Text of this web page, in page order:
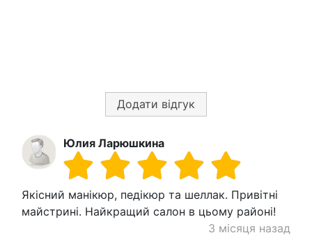
Додати відгук
Юлия Ларюшкина
Якісний манікюр, педікюр та шеллак. Привітні
майстрині. Найкращий салон в цьому районі!
3 місяця назад